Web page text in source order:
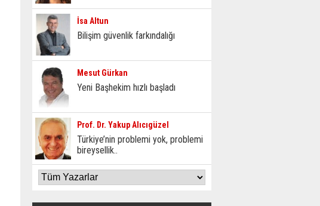
İsa Altun
Bilişim güvenlik farkındalığı
Mesut Gürkan
Yeni Başhekim hızlı başladı
Prof. Dr. Yakup Alıcıgüzel
Türkiye’nin problemi yok, problemi
bireysellik..